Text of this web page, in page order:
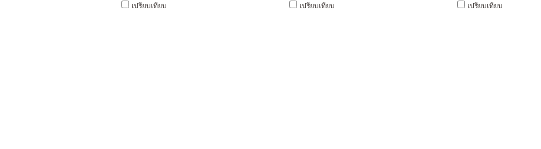
เปรียบเทียบ เปรียบเทียบ เปรียบเทียบ